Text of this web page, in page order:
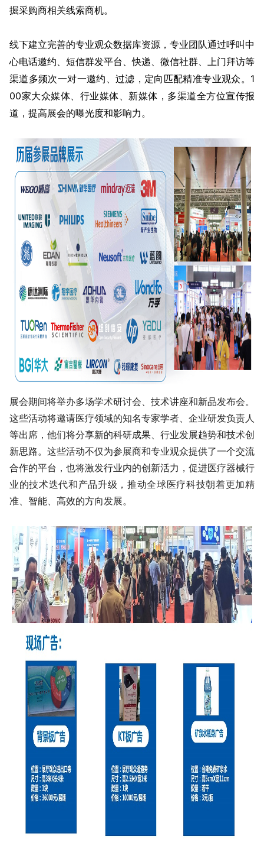
掘采购商相关线索商机。
线下建立完善的专业观众数据库资源，专业团队通过呼叫中
心电话邀约、短信群发平台、快递、微信社群、上门拜访等
渠道多频次一对一邀约、过滤，定向匹配精准专业观众。1
00家大众媒体、行业媒体、新媒体，多渠道全方位宣传报
道，提高展会的曝光度和影响力。
展会期间将举办多场学术研讨会、技术讲座和新品发布会。
这些活动将邀请医疗领域的知名专家学者、企业研发负责人
等出席，他们将分享新的科研成果、行业发展趋势和技术创
新思路。这些活动不仅为参展商和专业观众提供了一个交流
合作的平台，也将激发行业内的创新活力，促进医疗器械行
业的技术迭代和产品升级，推动全球医疗科技朝着更加精
准、智能、高效的方向发展。